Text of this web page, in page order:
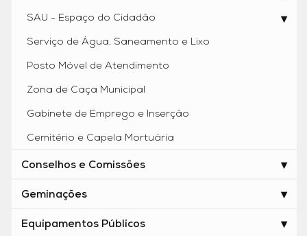
SAU - Espaço do Cidadão
Serviço de Água, Saneamento e Lixo
Posto Móvel de Atendimento
Zona de Caça Municipal
Gabinete de Emprego e Inserção
Cemitério e Capela Mortuária
Conselhos e Comissões
Geminações
Equipamentos Públicos